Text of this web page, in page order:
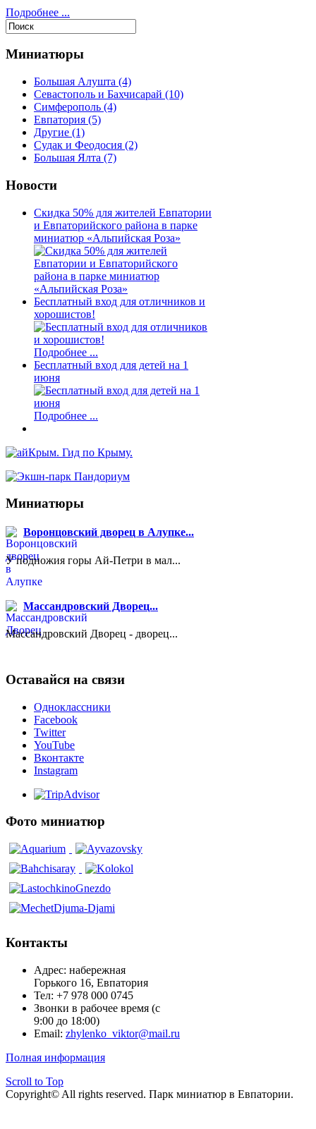
Подробнее ...
Миниатюры
Большая Алушта (4)
Севастополь и Бахчисарай (10)
Симферополь (4)
Евпатория (5)
Другие (1)
Судак и Феодосия (2)
Большая Ялта (7)
Новости
Скидка 50% для жителей Евпатории
и Евпаторийского района в парке
миниатюр «Альпийская Роза»
Бесплатный вход для отличников и
хорошистов!
Подробнее ...
Бесплатный вход для детей на 1
июня
Подробнее ...
Миниатюры
Воронцовский дворец в Алупке...
У подножия горы Ай-Петри в мал...
Массандровский Дворец...
Массандровский Дворец - дворец...
Оставайся на связи
Одноклассники
Facebook
Twitter
YouTube
Вконтакте
Instagram
Фото миниатюр
Контакты
Адрес: набережная
Горького 16, Евпатория
Тел: +7 978 000 0745
Звонки в рабочее время (с
9:00 до 18:00)
Email: zhylenko_viktor@mail.ru
Полная информация
Scroll to Top
Copyright© All rights reserved. Парк миниатюр в Евпатории.